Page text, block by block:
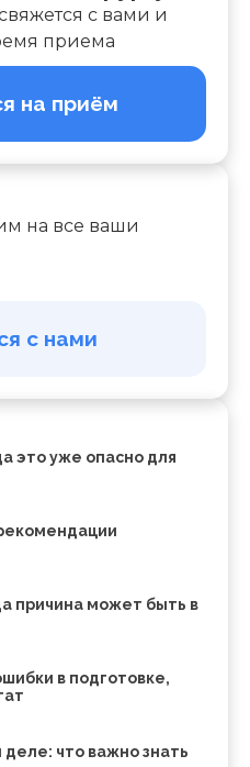
с вами и
приема
на приём
на все ваши
с нами
это уже опасно для
причина может быть в
в подготовке,
что важно знать